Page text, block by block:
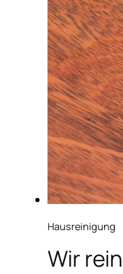
Hausreinigung
Wir